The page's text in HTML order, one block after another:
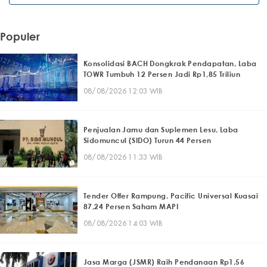
Populer
Konsolidasi BACH Dongkrak Pendapatan, Laba
TOWR Tumbuh 12 Persen Jadi Rp1,85 Triliun
08/08/2026 12:03 WIB
Penjualan Jamu dan Suplemen Lesu, Laba
Sidomuncul (SIDO) Turun 44 Persen
08/08/2026 11:33 WIB
Tender Offer Rampung, Pacific Universal Kuasai
87,24 Persen Saham MAPI
08/08/2026 14:03 WIB
Jasa Marga (JSMR) Raih Pendanaan Rp1,56